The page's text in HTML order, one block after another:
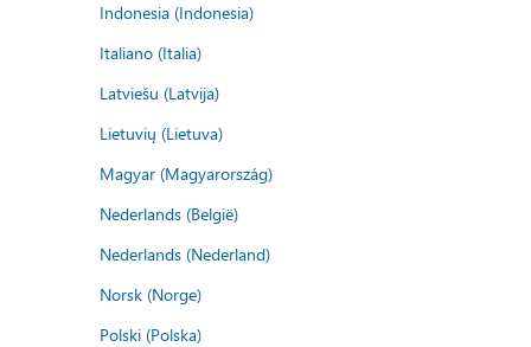
Indonesia (Indonesia)
Italiano (Italia)
Latviešu (Latvija)
Lietuvių (Lietuva)
Magyar (Magyarország)
Nederlands (België)
Nederlands (Nederland)
Norsk (Norge)
Polski (Polska)